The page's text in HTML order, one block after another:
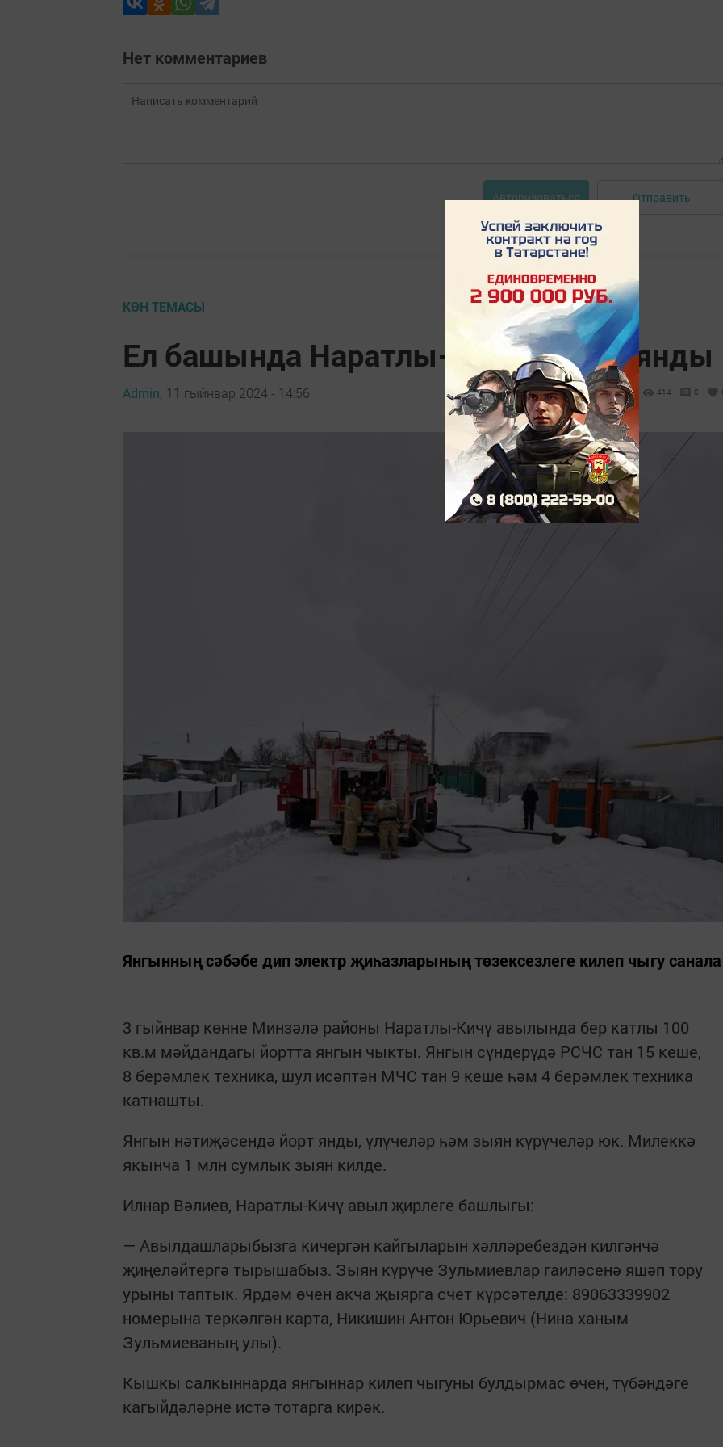
Нет комментариев
Авторизоваться Отправить
КӨН ТЕМАСЫ
Ел башында Наратлы-Кичүдә йорт янды
Admin, 11 гыйнвар 2024 - 14:56 414 0
Янгынның сәбәбе дип электр җиһазларының төзексезлеге килеп чыгу санала
3 гыйнвар көнне Минзәлә районы Наратлы-Кичү авылында бер катлы 100
кв.м мәйдандагы йортта янгын чыкты. Янгын сүндерүдә РСЧС тан 15 кеше,
8 берәмлек техника, шул исәптән МЧС тан 9 кеше һәм 4 берәмлек техника
катнашты.
Янгын нәтиҗәсендә йорт янды, үлүчеләр һәм зыян күрүчеләр юк. Милеккә
якынча 1 млн сумлык зыян килде.
Илнар Вәлиев, Наратлы-Кичү авыл җирлеге башлыгы:
— Авылдашларыбызга кичергән кайгыларын хәлләребездән килгәнчә
җиңеләйтергә тырышабыз. Зыян күрүче Зульмиевлар гаиләсенә яшәп тору
урыны таптык. Ярдәм өчен акча җыярга счет күрсәтелде: 89063339902
номерына теркәлгән карта, Никишин Антон Юрьевич (Нина ханым
Зульмиеваның улы).
Кышкы салкыннарда янгыннар килеп чыгуны булдырмас өчен, түбәндәге
кагыйдәләрне истә тотарга кирәк.